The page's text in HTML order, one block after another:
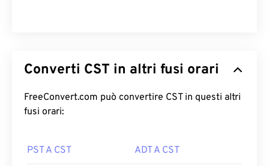
Converti CST in altri fusi orari
FreeConvert.com può convertire CST in questi altri
fusi orari:
PST A CST ADT A CST